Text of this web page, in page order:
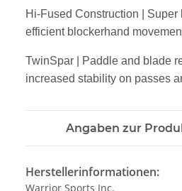
Hi-Fused Construction |
efficient blockerhand
TwinSpar | Paddle and blade
increased stability on passes
Angaben zur
Herstellerinformationen:
Warrior Sports Inc.